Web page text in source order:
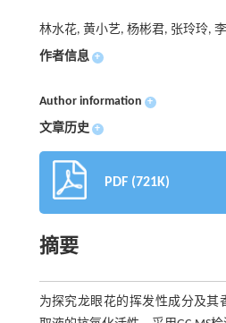
林水花, 黄小艺, 杨彬君, 张玲玲,
作者信息 +
Author information +
文章历史 +
PDF (721K)
摘要
为探究龙眼花的挥发性成分及其